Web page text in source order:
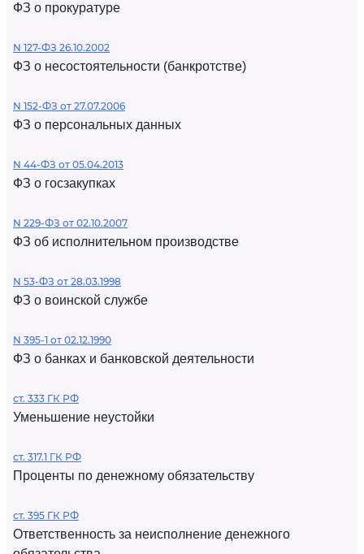
ФЗ о прокуратуре
N 127-ФЗ 26.10.2002
ФЗ о несостоятельности (банкротстве)
N 152-ФЗ от 27.07.2006
ФЗ о персональных данных
N 44-ФЗ от 05.04.2013
ФЗ о госзакупках
N 229-ФЗ от 02.10.2007
ФЗ об исполнительном производстве
N 53-ФЗ от 28.03.1998
ФЗ о воинской службе
N 395-1 от 02.12.1990
ФЗ о банках и банковской деятельности
ст. 333 ГК РФ
Уменьшение неустойки
ст. 317.1 ГК РФ
Проценты по денежному обязательству
ст. 395 ГК РФ
Ответственность за неисполнение денежного